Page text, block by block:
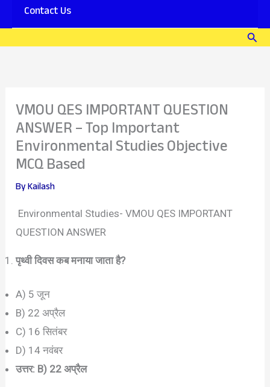
Contact Us
VMOU QES IMPORTANT QUESTION
ANSWER – Top Important
Environmental Studies Objective
MCQ Based
ByKailash
Environmental Studies- VMOU QES IMPORTANT
QUESTION ANSWER
पृथ्वी दिवस कब मनाया जाता है?
A) 5 जून
B) 22 अप्रैल
C) 16 सितंबर
D) 14 नवंबर
उत्तर: B) 22 अप्रैल